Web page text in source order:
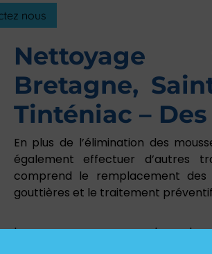
nous
Nettoyage
Bretagne,
Tinténiac –
En plus de l’élimination des
également effectuer d’autres
comprend le remplacement des
gouttières et le traitement
Lorsque vous engagez notre
pouvez avoir l’assurance que